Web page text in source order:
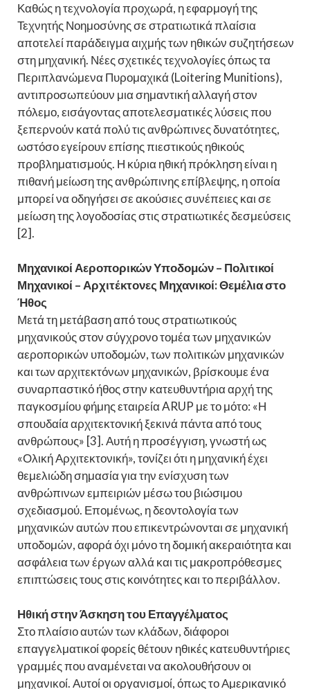
Καθώς η τεχνολογία προχωρά, η εφαρμογή της
Τεχνητής Νοημοσύνης σε στρατιωτικά πλαίσια
αποτελεί παράδειγμα αιχμής των ηθικών συζητήσεων
στη μηχανική. Νέες σχετικές τεχνολογίες όπως τα
Περιπλανώμενα Πυρομαχικά (Loitering Munitions),
αντιπροσωπεύουν μια σημαντική αλλαγή στον
πόλεμο, εισάγοντας αποτελεσματικές λύσεις που
ξεπερνούν κατά πολύ τις ανθρώπινες δυνατότητες,
ωστόσο εγείρουν επίσης πιεστικούς ηθικούς
προβληματισμούς. Η κύρια ηθική πρόκληση είναι η
πιθανή μείωση της ανθρώπινης επίβλεψης, η οποία
μπορεί να οδηγήσει σε ακούσιες συνέπειες και σε
μείωση της λογοδοσίας στις στρατιωτικές δεσμεύσεις
[2].
Μηχανικοί Αεροπορικών Υποδομών – Πολιτικοί
Μηχανικοί – Αρχιτέκτονες Μηχανικοί: Θεμέλια στο
Ήθος
Μετά τη μετάβαση από τους στρατιωτικούς
μηχανικούς στον σύγχρονο τομέα των μηχανικών
αεροπορικών υποδομών, των πολιτικών μηχανικών
και των αρχιτεκτόνων μηχανικών, βρίσκουμε ένα
συναρπαστικό ήθος στην κατευθυντήρια αρχή της
παγκοσμίου φήμης εταιρεία ARUP με το μότο: «Η
σπουδαία αρχιτεκτονική ξεκινά πάντα από τους
ανθρώπους» [3]. Αυτή η προσέγγιση, γνωστή ως
«Ολική Αρχιτεκτονική», τονίζει ότι η μηχανική έχει
θεμελιώδη σημασία για την ενίσχυση των
ανθρώπινων εμπειριών μέσω του βιώσιμου
σχεδιασμού. Επομένως, η δεοντολογία των
μηχανικών αυτών που επικεντρώνονται σε μηχανική
υποδομών, αφορά όχι μόνο τη δομική ακεραιότητα και
ασφάλεια των έργων αλλά και τις μακροπρόθεσμες
επιπτώσεις τους στις κοινότητες και το περιβάλλον.
Ηθική στην Άσκηση του Επαγγέλματος
Στο πλαίσιο αυτών των κλάδων, διάφοροι
επαγγελματικοί φορείς θέτουν ηθικές κατευθυντήριες
γραμμές που αναμένεται να ακολουθήσουν οι
μηχανικοί. Αυτοί οι οργανισμοί, όπως το Αμερικανικό